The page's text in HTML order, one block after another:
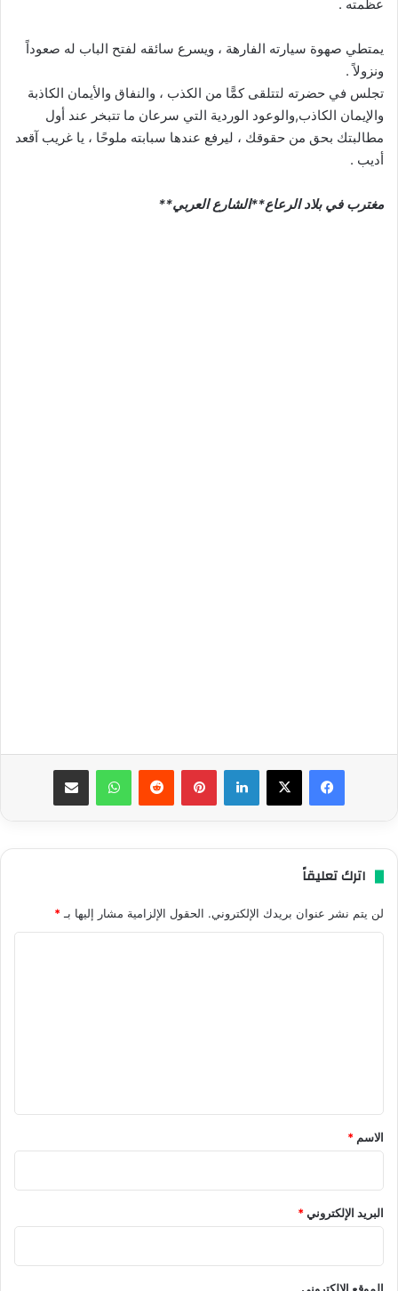
عظمته .
يمتطي صهوة سيارته الفارهة ، ويسرع سائقه لفتح الباب له صعوداً
ونزولاً .
تجلس في حضرته لتتلقى كمًّا من الكذب ، والنفاق والأيمان الكاذبة
والإيمان الكاذب,والوعود الوردية التي سرعان ما تتبخر عند أول
مطالبتك بحق من حقوقك ، ليرفع عندها سبابته ملوحًا ، يا غريب آقعد
أديب .
مغترب في بلاد الرعاع**الشارع العربي**
فيسبوك ‫X لينكدإن بينتيريست واتساب مشاركة عبر البريد
اترك تعليقاً
لن يتم نشر عنوان بريدك الإلكتروني. الحقول الإلزامية مشار إليها بـ *
*
الاسم *
البريد الإلكتروني*